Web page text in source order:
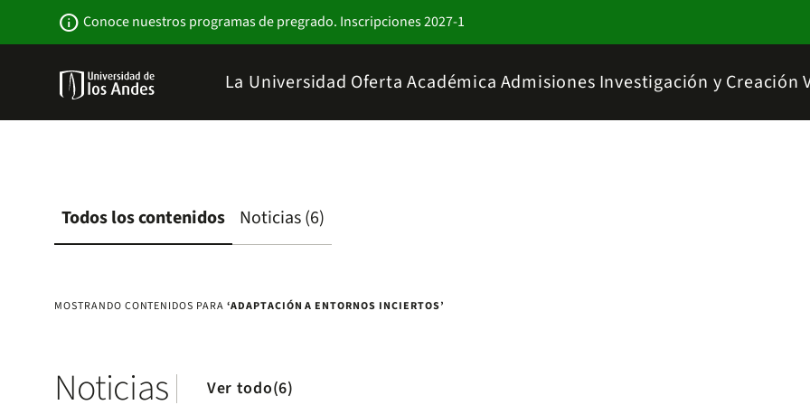
info Conoce nuestros programas de pregrado. Inscripciones 2027-1
La Universidad Oferta Académica Admisiones Investigación y Creación
Todos los contenidos Noticias (6)
MOSTRANDO CONTENIDOS PARA ‘ADAPTACIÓN A ENTORNOS INCIERTOS’
Noticias Ver todo(6)